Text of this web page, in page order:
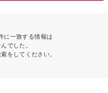
に一致する情報は
でした。
をしてください。